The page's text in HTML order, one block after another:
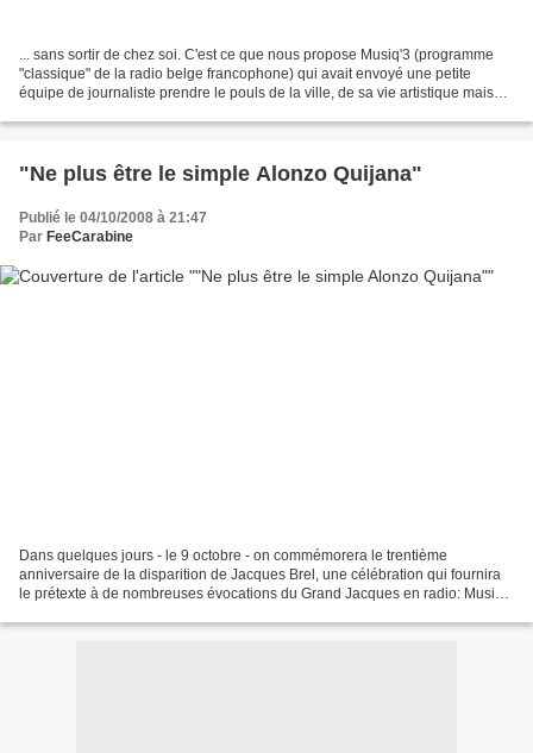
... sans sortir de chez soi. C'est ce que nous propose Musiq'3 (programme
"classique" de la radio belge francophone) qui avait envoyé une petite
équipe de journaliste prendre le pouls de la ville, de sa vie artistique mais
"Ne plus être le simple Alonzo Quijana"
Publié le 04/10/2008 à 21:47
Par FeeCarabine
Dans quelques jours - le 9 octobre - on commémorera le trentième
anniversaire de la disparition de Jacques Brel, une célébration qui fournira
le prétexte à de nombreuses évocations du Grand Jacques en radio: Musiq'3